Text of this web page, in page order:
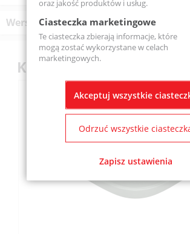
Wersje produktu
Klienci kupili również
oraz jakość produktów i usług.
Ciasteczka marketingowe
Te ciasteczka zbierają informacje, które
mogą zostać wykorzystane w celach
marketingowych.
Akceptuj wszystkie
Odrzuć wszystkie
Zapisz ustawienia